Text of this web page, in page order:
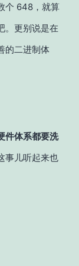
个 648，就算
更别说是在
的二进制体
件体系都要洗
事儿听起来也